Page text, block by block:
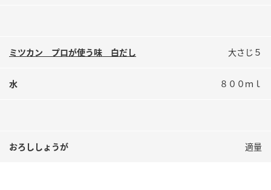
ミツカン プロが使う味 白だし 大さじ５
水 ８００ｍｌ
おろししょうが 適量